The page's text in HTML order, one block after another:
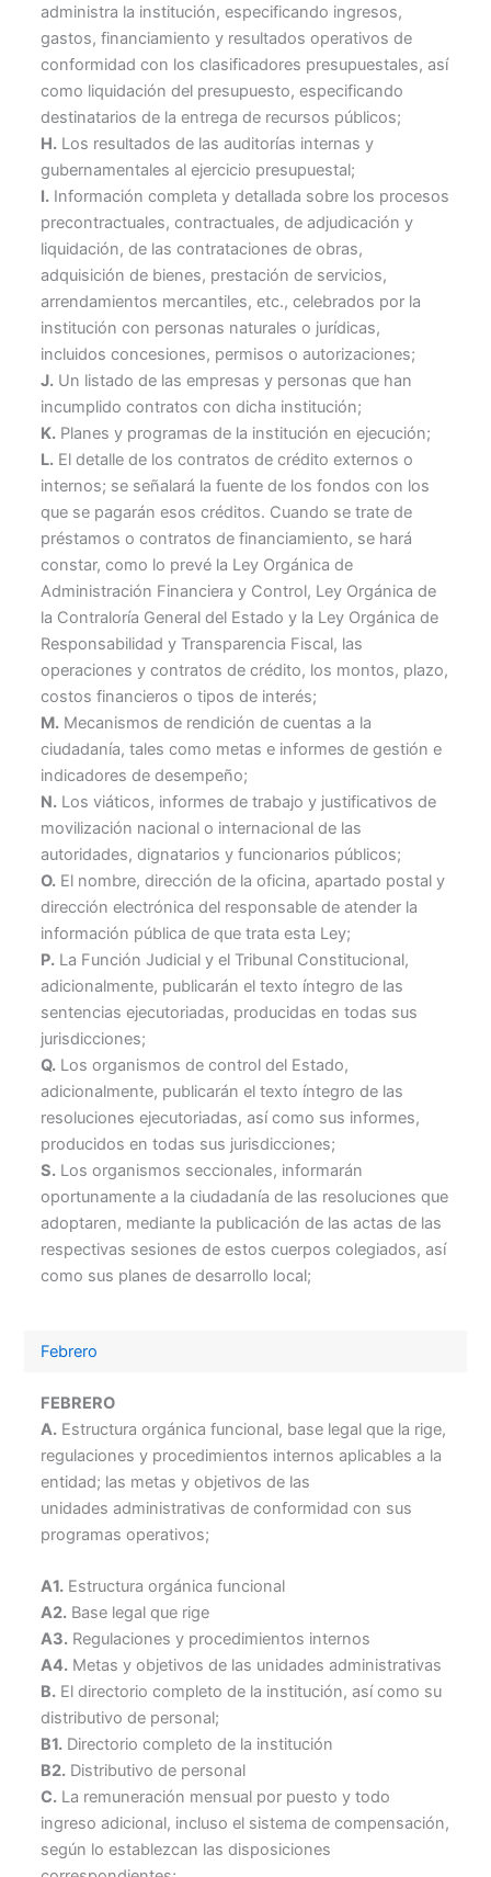
administra la institución, especificando ingresos,
gastos, financiamiento y resultados operativos de
conformidad con los clasificadores presupuestales, así
como liquidación del presupuesto, especificando
destinatarios de la entrega de recursos públicos;
H. Los resultados de las auditorías internas y
gubernamentales al ejercicio presupuestal;
I. Información completa y detallada sobre los procesos
precontractuales, contractuales, de adjudicación y
liquidación, de las contrataciones de obras,
adquisición de bienes, prestación de servicios,
arrendamientos mercantiles, etc., celebrados por la
institución con personas naturales o jurídicas,
incluidos concesiones, permisos o autorizaciones;
J. Un listado de las empresas y personas que han
incumplido contratos con dicha institución;
K. Planes y programas de la institución en ejecución;
L. El detalle de los contratos de crédito externos o
internos; se señalará la fuente de los fondos con los
que se pagarán esos créditos. Cuando se trate de
préstamos o contratos de financiamiento, se hará
constar, como lo prevé la Ley Orgánica de
Administración Financiera y Control, Ley Orgánica de
la Contraloría General del Estado y la Ley Orgánica de
Responsabilidad y Transparencia Fiscal, las
operaciones y contratos de crédito, los montos, plazo,
costos financieros o tipos de interés;
M. Mecanismos de rendición de cuentas a la
ciudadanía, tales como metas e informes de gestión e
indicadores de desempeño;
N. Los viáticos, informes de trabajo y justificativos de
movilización nacional o internacional de las
autoridades, dignatarios y funcionarios públicos;
O. El nombre, dirección de la oficina, apartado postal y
dirección electrónica del responsable de atender la
información pública de que trata esta Ley;
P. La Función Judicial y el Tribunal Constitucional,
adicionalmente, publicarán el texto íntegro de las
sentencias ejecutoriadas, producidas en todas sus
jurisdicciones;
Q. Los organismos de control del Estado,
adicionalmente, publicarán el texto íntegro de las
resoluciones ejecutoriadas, así como sus informes,
producidos en todas sus jurisdicciones;
S. Los organismos seccionales, informarán
oportunamente a la ciudadanía de las resoluciones que
adoptaren, mediante la publicación de las actas de las
respectivas sesiones de estos cuerpos colegiados, así
como sus planes de desarrollo local;
Febrero
FEBRERO
A. Estructura orgánica funcional, base legal que la rige,
regulaciones y procedimientos internos aplicables a la
entidad; las metas y objetivos de las
unidades administrativas de conformidad con sus
programas operativos;
A1. Estructura orgánica funcional
A2. Base legal que rige
A3. Regulaciones y procedimientos internos
A4. Metas y objetivos de las unidades administrativas
B. El directorio completo de la institución, así como su
distributivo de personal;
B1. Directorio completo de la institución
B2. Distributivo de personal
C. La remuneración mensual por puesto y todo
ingreso adicional, incluso el sistema de compensación,
según lo establezcan las disposiciones